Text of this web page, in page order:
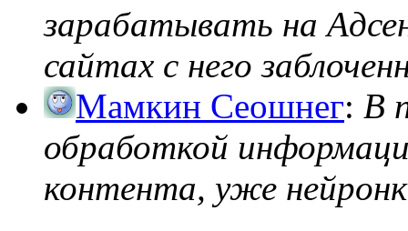
зарабатывать на
сайтах с него
Мамкин Сеошнег: В
обработкой
контента, уже